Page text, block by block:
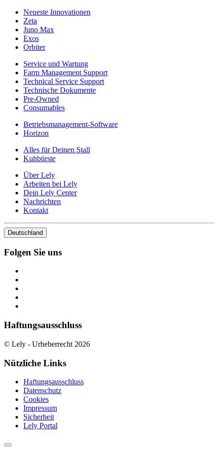
Neueste Innovationen
Zeta
Juno Max
Exos
Orbiter
Service und Wartung
Farm Management Support
Technical Service Support
Technische Dokumente
Pre-Owned
Consumables
Betriebsmanagement-Software
Horizon
Alles für Deinen Stall
Kuhbürste
Über Lely
Arbeiten bei Lely
Dein Lely Center
Nachrichten
Kontakt
Deutschland
Folgen Sie uns
Haftungsausschluss
© Lely - Urheberrecht 2026
Nützliche Links
Haftungsausschluss
Datenschutz
Cookies
Impressum
Sicherheit
Lely Portal